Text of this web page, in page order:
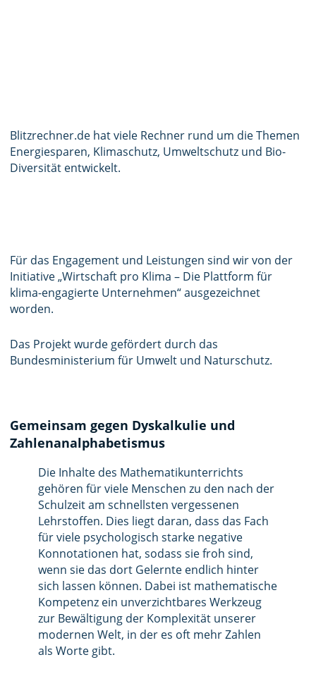
Blitzrechner.de hat viele Rechner rund um die Themen
Energiesparen, Klimaschutz, Umweltschutz und Bio-
Diversität entwickelt.
Für das Engagement und Leistungen sind wir von der
Initiative „Wirtschaft pro Klima – Die Plattform für
klima-engagierte Unternehmen“ ausgezeichnet
worden.
Das Projekt wurde gefördert durch das
Bundesministerium für Umwelt und Naturschutz.
Gemeinsam gegen Dyskalkulie und
Zahlenanalphabetismus
Die Inhalte des Mathematikunterrichts
gehören für viele Menschen zu den nach der
Schulzeit am schnellsten vergessenen
Lehrstoffen. Dies liegt daran, dass das Fach
für viele psychologisch starke negative
Konnotationen hat, sodass sie froh sind,
wenn sie das dort Gelernte endlich hinter
sich lassen können. Dabei ist mathematische
Kompetenz ein unverzichtbares Werkzeug
zur Bewältigung der Komplexität unserer
modernen Welt, in der es oft mehr Zahlen
als Worte gibt.